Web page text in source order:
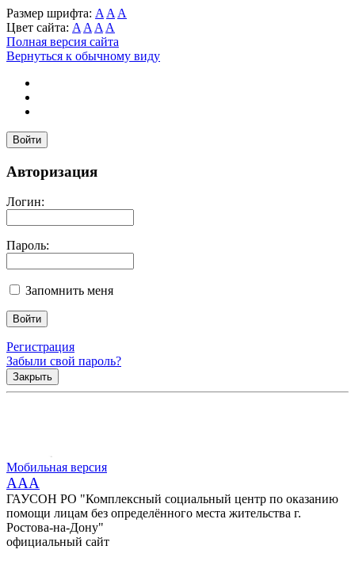
Размер шрифта: A A A
Цвет сайта: A A A A
Полная версия сайта
Вернуться к обычному виду
Войти
Авторизация
Логин:
Пароль:
Запомнить меня
Регистрация
Забыли свой пароль?
Закрыть
Мобильная версия
AAA
ГАУСОН РО "Комплексный социальный центр по оказанию
помощи лицам без определённого места жительства г.
Ростова-на-Дону"
официальный сайт